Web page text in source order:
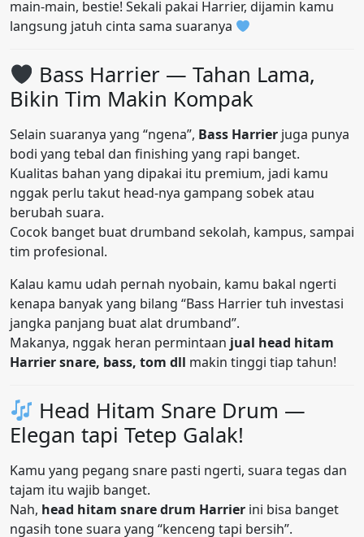
main-main, bestie! Sekali pakai Harrier, dijamin kamu
langsung jatuh cinta sama suaranya
Bass Harrier — Tahan Lama,
Bikin Tim Makin Kompak
Selain suaranya yang “ngena”, Bass Harrier juga punya
bodi yang tebal dan finishing yang rapi banget.
Kualitas bahan yang dipakai itu premium, jadi kamu
nggak perlu takut head-nya gampang sobek atau
berubah suara.
Cocok banget buat drumband sekolah, kampus, sampai
tim profesional.
Kalau kamu udah pernah nyobain, kamu bakal ngerti
kenapa banyak yang bilang “Bass Harrier tuh investasi
jangka panjang buat alat drumband”.
Makanya, nggak heran permintaan jual head hitam
Harrier snare, bass, tom dll makin tinggi tiap tahun!
Head Hitam Snare Drum —
Elegan tapi Tetep Galak!
Kamu yang pegang snare pasti ngerti, suara tegas dan
tajam itu wajib banget.
Nah, head hitam snare drum Harrier ini bisa banget
ngasih tone suara yang “kenceng tapi bersih”.